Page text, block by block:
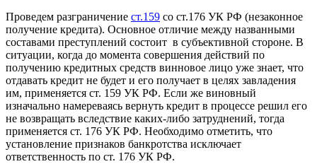
Проведем разграничение ст.159 со ст.176 УК РФ (незаконное
получение кредита). Основное отличие между названными
составами преступлений состоит в субъективной стороне. В
ситуации, когда до момента совершения действий по
получению кредитных средств винновое лицо уже знает, что
отдавать кредит не будет и его получает в целях завладения
им, применяется ст. 159 УК РФ. Если же виновный
изначально намереваясь вернуть кредит в процессе решил его
не возвращать вследствие каких-либо затруднений, тогда
применяется ст. 176 УК РФ. Необходимо отметить, что
установление признаков банкротства исключает
ответственность по ст. 176 УК РФ.